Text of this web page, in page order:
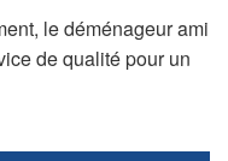
le déménageur ami
de qualité pour un